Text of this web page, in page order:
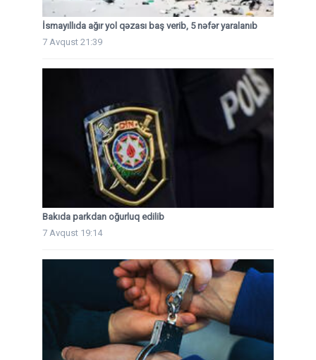
İsmayıllıda ağır yol qəzası baş verib, 5 nəfər yaralanıb
7 Avqust 21:39
Bakıda parkdan oğurluq edilib
7 Avqust 19:14